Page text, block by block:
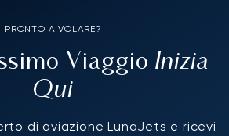
PRONTO A VOLARE?
Viaggio Inizia
Qui
di aviazione LunaJets e ricevi